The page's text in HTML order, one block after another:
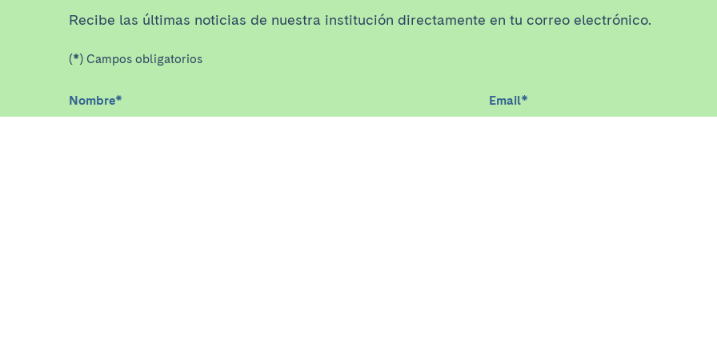
Recibe las últimas noticias de nuestra institución directamente en tu correo electrónico.
(*) Campos obligatorios
Nombre* Email*